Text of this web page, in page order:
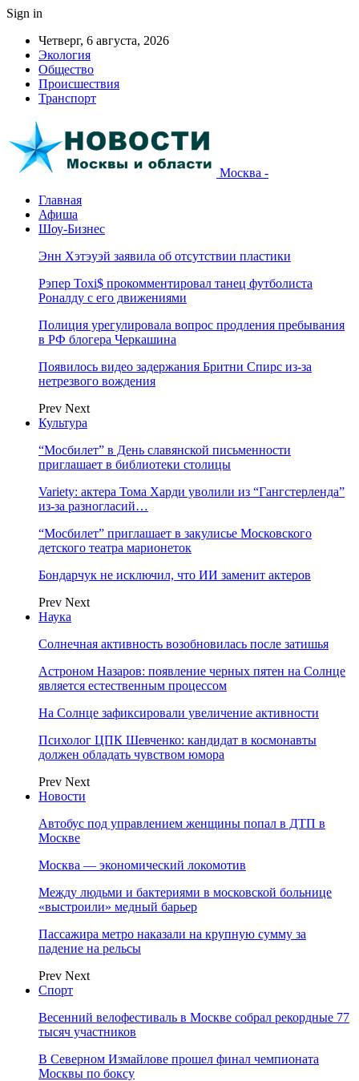
Sign in
Четверг, 6 августа, 2026
Экология
Общество
Происшествия
Транспорт
Москва -
Главная
Афиша
Шоу-Бизнес
Энн Хэтэуэй заявила об отсутствии пластики
Рэпер Toxi$ прокомментировал танец футболиста
Роналду с его движениями
Полиция урегулировала вопрос продления пребывания
в РФ блогера Черкашина
Появилось видео задержания Бритни Спирс из-за
нетрезвого вождения
Prev Next
Культура
“Мосбилет” в День славянской письменности
приглашает в библиотеки столицы
Variety: актера Тома Харди уволили из “Гангстерленда”
из-за разногласий…
“Мосбилет” приглашает в закулисье Московского
детского театра марионеток
Бондарчук не исключил, что ИИ заменит актеров
Prev Next
Наука
Солнечная активность возобновилась после затишья
Астроном Назаров: появление черных пятен на Солнце
является естественным процессом
На Солнце зафиксировали увеличение активности
Психолог ЦПК Шевченко: кандидат в космонавты
должен обладать чувством юмора
Prev Next
Новости
Автобус под управлением женщины попал в ДТП в
Москве
Москва — экономический локомотив
Между людьми и бактериями в московской больнице
«выстроили» медный барьер
Пассажира метро наказали на крупную сумму за
падение на рельсы
Prev Next
Спорт
Весенний велофестиваль в Москве собрал рекордные 77
тысяч участников
В Северном Измайлове прошел финал чемпионата
Москвы по боксу